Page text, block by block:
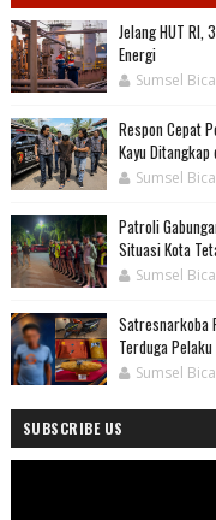
Jelang HUT RI,
Energi
Sumsel
Respon Cepat
Kayu Ditangkap
Sumsel
Patroli
Situasi Kota
Sumsel
Satresnarkoba
Terduga
Sumsel
SUBSCRIBE US